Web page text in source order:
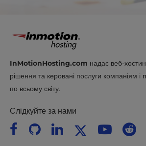
InMotionHosting.com надає веб-
рішення та керовані послуги компаніям і
по всьому світу.
Слідкуйте за нами